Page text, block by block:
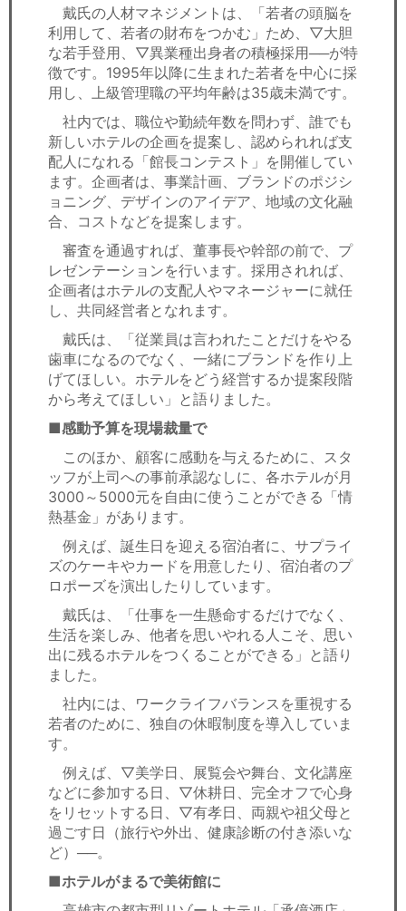
戴氏の人材マネジメントは、「若者の頭脳を
利用して、若者の財布をつかむ」ため、▽大胆
な若手登用、▽異業種出身者の積極採用──が特
徴です。1995年以降に生まれた若者を中心に採
用し、上級管理職の平均年齢は35歳未満です。
社内では、職位や勤続年数を問わず、誰でも
新しいホテルの企画を提案し、認められれば支
配人になれる「館長コンテスト」を開催してい
ます。企画者は、事業計画、ブランドのポジシ
ョニング、デザインのアイデア、地域の文化融
合、コストなどを提案します。
審査を通過すれば、董事長や幹部の前で、プ
レゼンテーションを行います。採用されれば、
企画者はホテルの支配人やマネージャーに就任
し、共同経営者となれます。
戴氏は、「従業員は言われたことだけをやる
歯車になるのでなく、一緒にブランドを作り上
げてほしい。ホテルをどう経営するか提案段階
から考えてほしい」と語りました。
■感動予算を現場裁量で
このほか、顧客に感動を与えるために、スタ
ッフが上司への事前承認なしに、各ホテルが月
3000～5000元を自由に使うことができる「情
熱基金」があります。
例えば、誕生日を迎える宿泊者に、サプライ
ズのケーキやカードを用意したり、宿泊者のプ
ロポーズを演出したりしています。
戴氏は、「仕事を一生懸命するだけでなく、
生活を楽しみ、他者を思いやれる人こそ、思い
出に残るホテルをつくることができる」と語り
ました。
社内には、ワークライフバランスを重視する
若者のために、独自の休暇制度を導入していま
す。
例えば、▽美学日、展覧会や舞台、文化講座
などに参加する日、▽休耕日、完全オフで心身
をリセットする日、▽有孝日、両親や祖父母と
過ごす日（旅行や外出、健康診断の付き添いな
ど）──。
■ホテルがまるで美術館に